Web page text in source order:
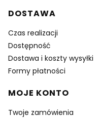
DOSTAWA
Czas realizacji
Dostępność
Dostawa i koszty wysyłki
Formy płatności
MOJE KONTO
Twoje zamówienia